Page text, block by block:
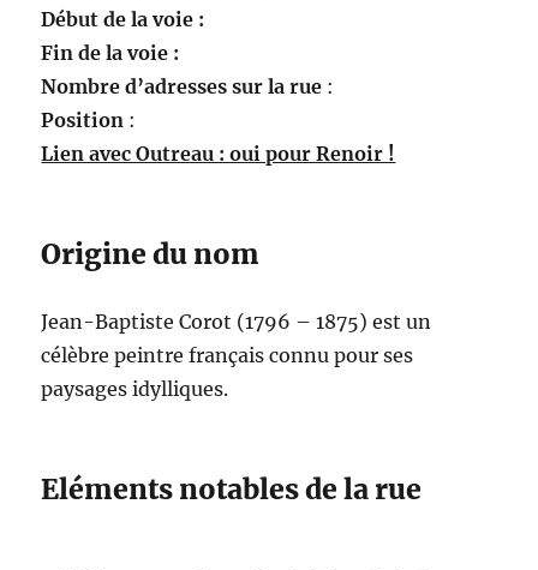
Début de la voie :
Fin de la voie :
Nombre d’adresses sur la rue :
Position :
Lien avec Outreau : oui pour Renoir !
Origine du nom
Jean-Baptiste Corot (1796 – 1875) est un
célèbre peintre français connu pour ses
paysages idylliques.
Eléments notables de la rue